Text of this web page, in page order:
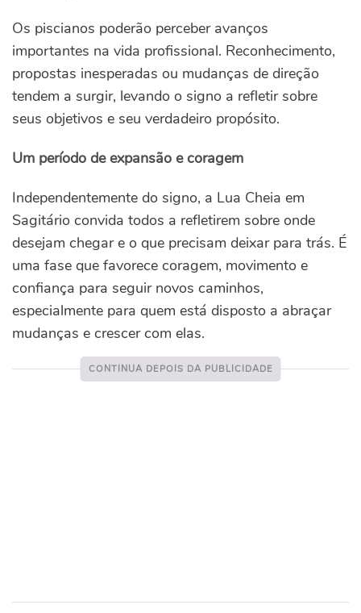
Os piscianos poderão perceber avanços
importantes na vida profissional. Reconhecimento,
propostas inesperadas ou mudanças de direção
tendem a surgir, levando o signo a refletir sobre
seus objetivos e seu verdadeiro propósito.
Um período de expansão e coragem
Independentemente do signo, a Lua Cheia em
Sagitário convida todos a refletirem sobre onde
desejam chegar e o que precisam deixar para trás. É
uma fase que favorece coragem, movimento e
confiança para seguir novos caminhos,
especialmente para quem está disposto a abraçar
mudanças e crescer com elas.